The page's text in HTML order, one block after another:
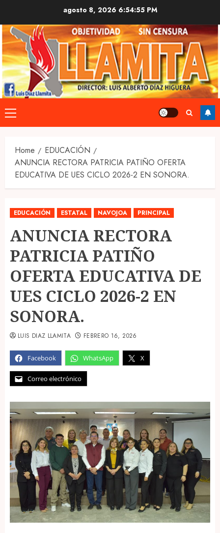
content
agosto 8, 2026 6:54:56 PM
Primary
Menu
Home
EDUCACIÓN
ANUNCIA RECTORA PATRICIA PATIÑO OFERTA
EDUCATIVA DE UES CICLO 2026-2 EN SONORA.
EDUCACIÓN ESTATAL NAVOJOA PRINCIPAL
ANUNCIA RECTORA
PATRICIA PATIÑO
OFERTA EDUCATIVA DE
UES CICLO 2026-2 EN
SONORA.
Facebook WhatsApp X
Correo electrónico
LUIS DIAZ LLAMITA FEBRERO 16, 2026